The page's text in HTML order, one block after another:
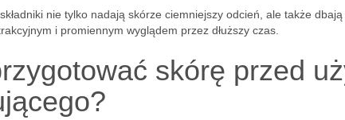
nie tylko nadają skórze ciemniejszy odcień, ale także
i promiennym wyglądem przez dłuższy czas.
skórę przed